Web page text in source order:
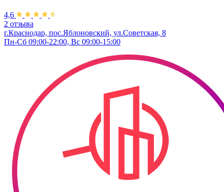
4,6
2 отзыва
г.Краснодар, пос.Яблоновский, ул.Советская, 8
Пн-Сб 09:00-22:00, Вс 09:00-15:00